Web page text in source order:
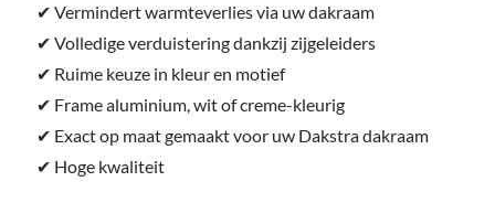
✔ Vermindert warmteverlies via uw dakraam
✔ Volledige verduistering dankzij zijgeleiders
✔ Ruime keuze in kleur en motief
✔ Frame aluminium, wit of creme-kleurig
✔ Exact op maat gemaakt voor uw Dakstra dakraam
✔ Hoge kwaliteit